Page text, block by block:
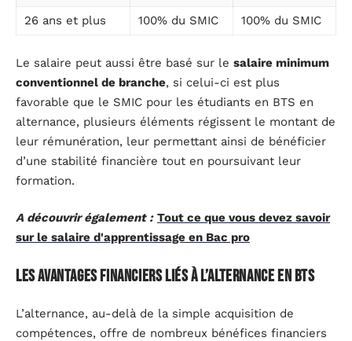
26 ans et plus
100% du SMIC 100% du SMIC
Le salaire peut aussi être basé sur le salaire minimum
conventionnel de branche, si celui-ci est plus
favorable que le SMIC pour les étudiants en BTS en
alternance, plusieurs éléments régissent le montant de
leur rémunération, leur permettant ainsi de bénéficier
d’une stabilité financière tout en poursuivant leur
formation.
A découvrir également : Tout ce que vous devez savoir
sur le salaire d'apprentissage en Bac pro
Les avantages financiers liés à l’alternance en BTS
L’alternance, au-delà de la simple acquisition de
compétences, offre de nombreux bénéfices financiers